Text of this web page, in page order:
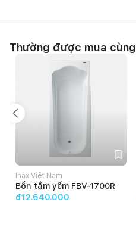
Thường được mua cùng
Inax Việt Nam
Bồn tắm yếm FBV-1700R
đ12.640.000